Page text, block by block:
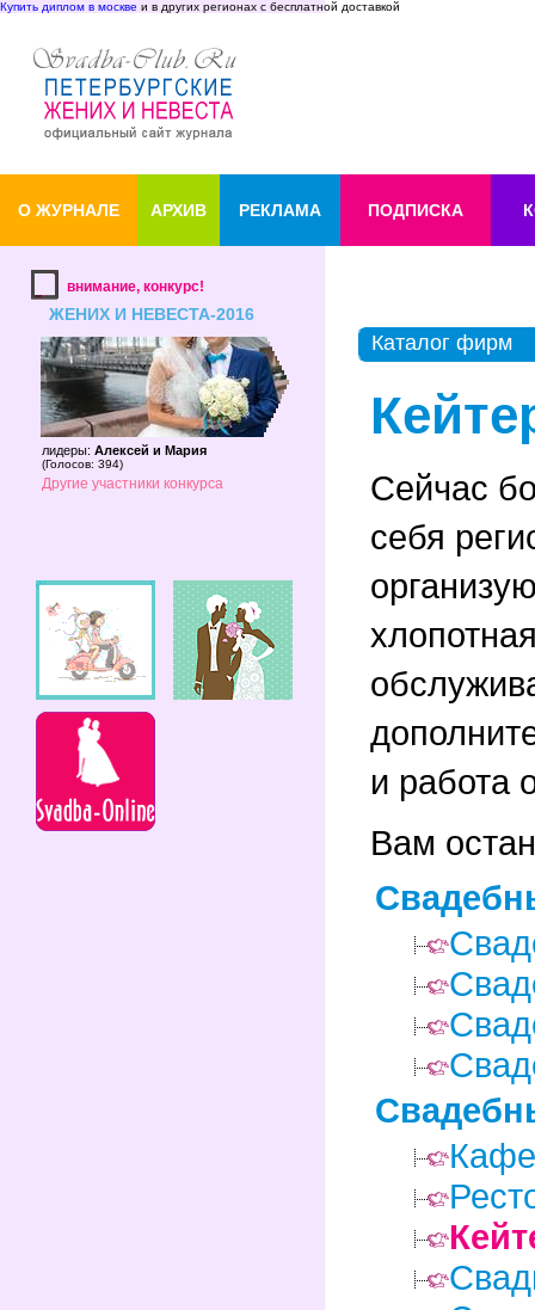
Купить диплом в москве и в других регионах с бесплатной доставкой
О ЖУРНАЛЕ АРХИВ РЕКЛАМА ПОДПИСКА
внимание, конкурс!
ЖЕНИХ И НЕВЕСТА-2016
лидеры: Алексей и Мария
(Голосов: 394)
Другие участники конкурса
Каталог фирм
Сейчас
себя
и работа
Вам